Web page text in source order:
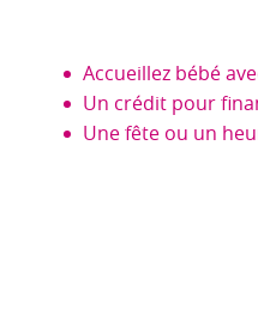
Accueillez bébé
Un crédit pour
Une fête ou un